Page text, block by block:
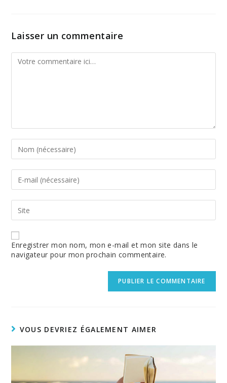
Laisser un commentaire
Comment
your
or
username
to
comment
your
address
to
comment
your
URL
(optional)
Enregistrer mon nom, mon e-mail et mon site dans le
navigateur pour mon prochain commentaire.
VOUS DEVRIEZ ÉGALEMENT AIMER